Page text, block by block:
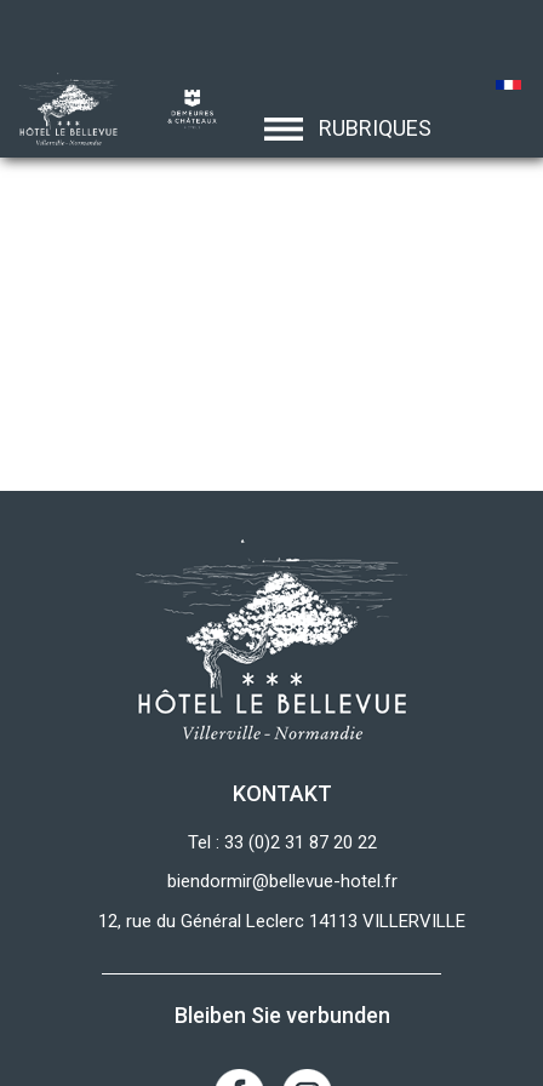
RUBRIQUES
KONTAKT
Tel : 33 (0)2 31 87 20 22
biendormir@bellevue-hotel.fr
12, rue du Général Leclerc 14113 VILLERVILLE
Bleiben Sie verbunden